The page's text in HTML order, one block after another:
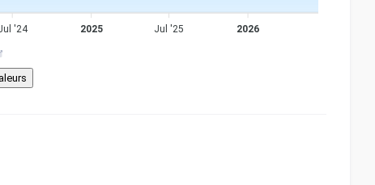
'24 2025 Jul '25 2026